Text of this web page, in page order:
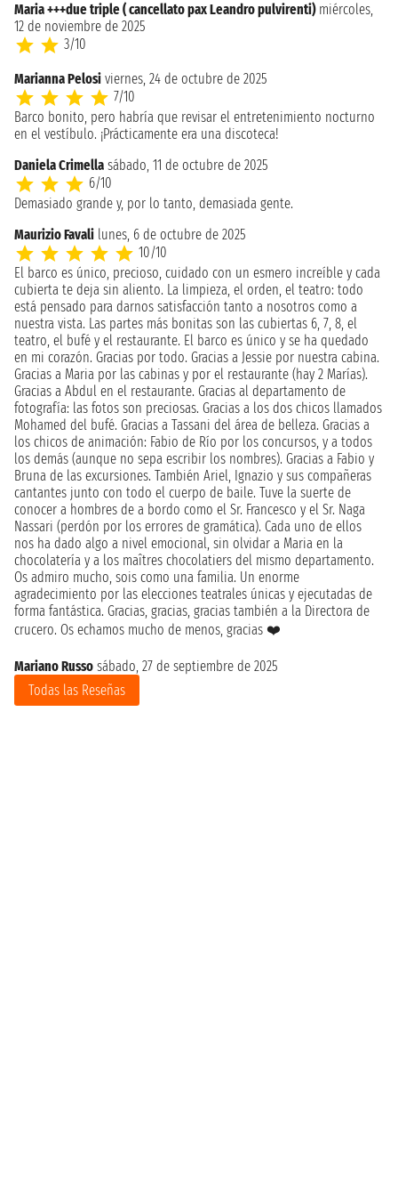
Maria +++due triple ( cancellato pax Leandro pulvirenti) miércoles,
12 de noviembre de 2025
3/10
Marianna Pelosi viernes, 24 de octubre de 2025
7/10
Barco bonito, pero habría que revisar el entretenimiento nocturno
en el vestíbulo. ¡Prácticamente era una discoteca!
Daniela Crimella sábado, 11 de octubre de 2025
6/10
Demasiado grande y, por lo tanto, demasiada gente.
Maurizio Favali lunes, 6 de octubre de 2025
10/10
El barco es único, precioso, cuidado con un esmero increíble y cada
cubierta te deja sin aliento. La limpieza, el orden, el teatro: todo
está pensado para darnos satisfacción tanto a nosotros como a
nuestra vista. Las partes más bonitas son las cubiertas 6, 7, 8, el
teatro, el bufé y el restaurante. El barco es único y se ha quedado
en mi corazón. Gracias por todo. Gracias a Jessie por nuestra cabina.
Gracias a Maria por las cabinas y por el restaurante (hay 2 Marías).
Gracias a Abdul en el restaurante. Gracias al departamento de
fotografía: las fotos son preciosas. Gracias a los dos chicos llamados
Mohamed del bufé. Gracias a Tassani del área de belleza. Gracias a
los chicos de animación: Fabio de Río por los concursos, y a todos
los demás (aunque no sepa escribir los nombres). Gracias a Fabio y
Bruna de las excursiones. También Ariel, Ignazio y sus compañeras
cantantes junto con todo el cuerpo de baile. Tuve la suerte de
conocer a hombres de a bordo como el Sr. Francesco y el Sr. Naga
Nassari (perdón por los errores de gramática). Cada uno de ellos
nos ha dado algo a nivel emocional, sin olvidar a Maria en la
chocolatería y a los maîtres chocolatiers del mismo departamento.
Os admiro mucho, sois como una familia. Un enorme
agradecimiento por las elecciones teatrales únicas y ejecutadas de
forma fantástica. Gracias, gracias, gracias también a la Directora de
crucero. Os echamos mucho de menos, gracias ❤️
Mariano Russo sábado, 27 de septiembre de 2025
Todas las Reseñas